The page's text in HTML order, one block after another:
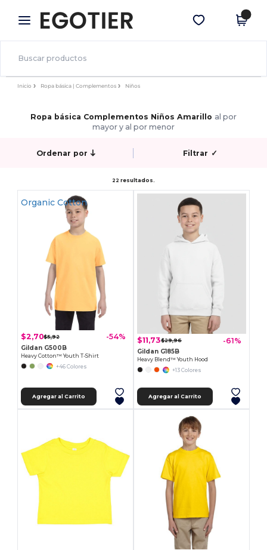
× App de Egotier
¡Mejores precios en app!
Descargar app
Inicio Ropa básica | Complementos Niños
Ropa básica Complementos Niños Amarillo al por
mayor y al por menor
Ordenar por Filtrar ✓
22 resultados.
Organic Cotton
$2,70$5,92 -54%
Gildan G500B
Heavy Cotton™ Youth T-Shirt
+46 Colores
Agregar al Carrito
$11,73$29,96 -61%
Gildan G185B
Heavy Blend™ Youth Hood
+13 Colores
Agregar al Carrito